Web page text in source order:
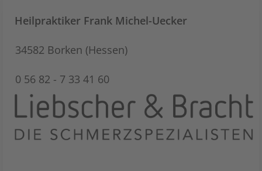
Heilpraktiker Frank Michel-Uecker
34582 Borken (Hessen)
0 56 82 - 7 33 41 60